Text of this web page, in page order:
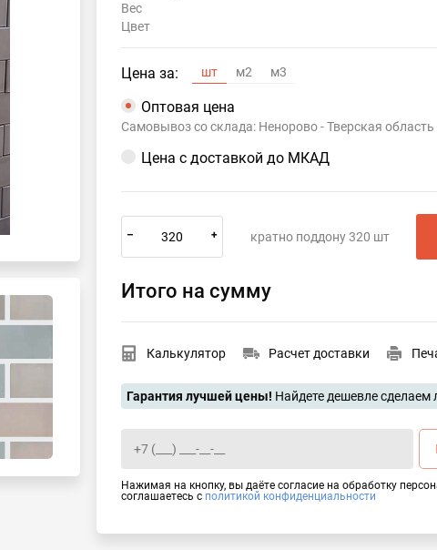
Вес
Цвет
Цена за: шт м2 м3
Оптовая цена
Самовывоз со склада: Ненорово - Тверская область
Цена с доставкой до МКАД
– + кратно поддону 320 шт
Итого на сумму
Калькулятор Расчет доставки
Гарантия лучшей цены! Найдете дешевле
Нажимая на кнопку, вы даёте согласие на обработку
соглашаетесь с политикой конфиденциальности